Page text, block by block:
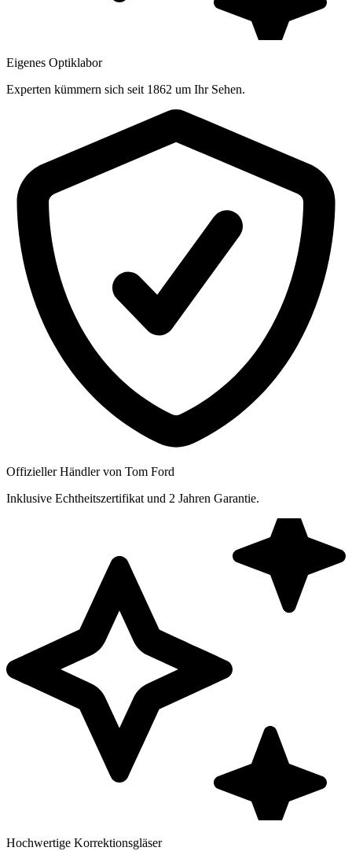
Eigenes Optiklabor
Experten kümmern sich seit 1862 um Ihr Sehen.
Offizieller Händler von Tom Ford
Inklusive Echtheitszertifikat und 2 Jahren Garantie.
Hochwertige Korrektionsgläser